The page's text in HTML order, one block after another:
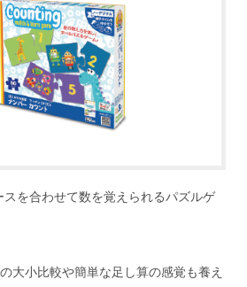
を合わせて数を覚えられるパズルゲ
大小比較や簡単な足し算の感覚も養え